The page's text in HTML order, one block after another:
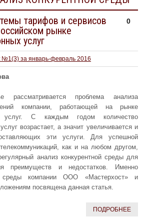
0
тарифов и сервисов
рынке
услуг
№1(3) за январь-февраль 2016
рассматривается проблема анализа
компании, работающей на рынке
услуг. С каждым годом количество
возрастает, а значит увеличивается и
эти услуги. Для успешной
как и на любом другом,
анализ конкурентной среды для
преимуществ и недостатков. Именно
среды компании ООО «Мастерхост» и
посвящена данная статья.
ПОДРОБНЕЕ